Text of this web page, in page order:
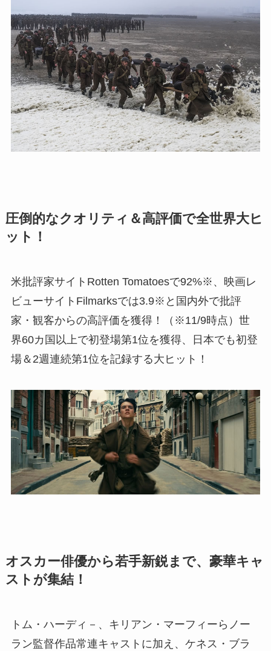
圧倒的なクオリティ＆高評価で全世界大ヒ
ット！
米批評家サイトRotten Tomatoesで92%※、映画レ
ビューサイトFilmarksでは3.9※と国内外で批評
家・観客からの高評価を獲得！（※11/9時点）世
界60カ国以上で初登場第1位を獲得、日本でも初登
場＆2週連続第1位を記録する大ヒット！
オスカー俳優から若手新鋭まで、豪華キャ
ストが集結！
トム・ハーディ－、キリアン・マーフィーらノー
ラン監督作品常連キャストに加え、ケネス・ブラ